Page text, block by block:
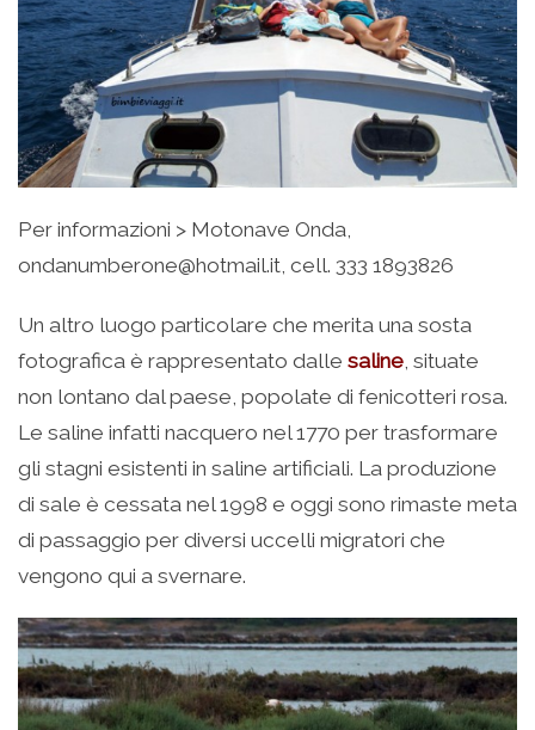
Per informazioni > Motonave Onda,
ondanumberone@hotmail.it, cell. 333 1893826
Un altro luogo particolare che merita una sosta
fotografica è rappresentato dalle saline , situate
non lontano dal paese, popolate di fenicotteri rosa.
Le saline infatti nacquero nel 1770 per trasformare
gli stagni esistenti in saline artificiali. La produzione
di sale è cessata nel 1998 e oggi sono rimaste meta
di passaggio per diversi uccelli migratori che
vengono qui a svernare.